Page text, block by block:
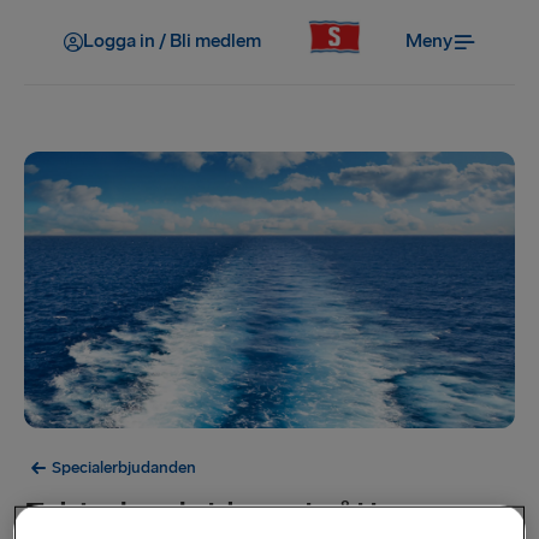
Logga in / Bli medlem Meny
Specialerbjudanden
Erbjudandet har utgått